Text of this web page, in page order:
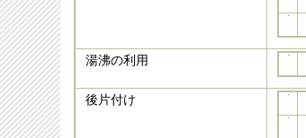
湯沸の利用
後片付け